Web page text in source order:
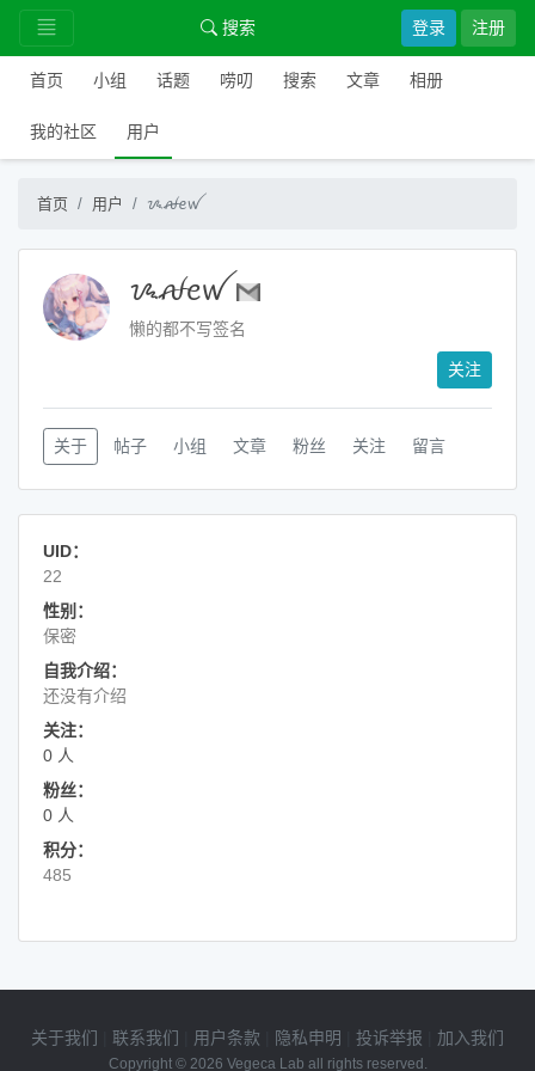
搜索 登录 注册
首页 小组 话题 唠叨 搜索 文章 相册
我的社区 用户
首页 用户 ᝰꫛꫀꪝ
ᝰꫛꫀꪝ
懒的都不写签名
关注
关于 帖子 小组 文章 粉丝 关注 留言
UID：
22
性别：
保密
自我介绍：
还没有介绍
关注：
0 人
粉丝：
0 人
积分：
485
关于我们 联系我们 用户条款 隐私申明 投诉举报 加入我们
Copyright © 2026 Vegeca Lab all rights reserved.